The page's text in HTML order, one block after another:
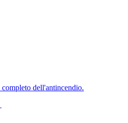
dell'antincendio.